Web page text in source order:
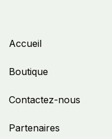
Accueil
Boutique
Contactez-nous
Partenaires